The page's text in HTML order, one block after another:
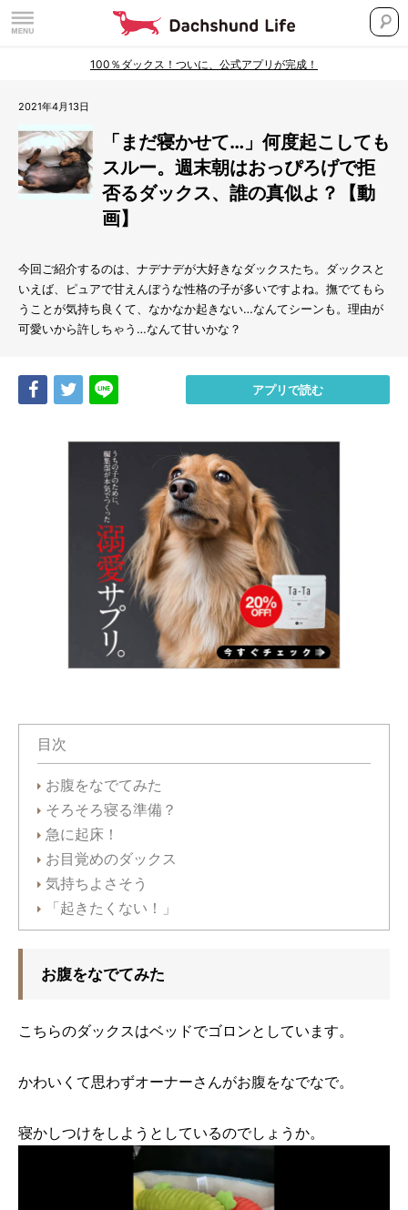
100％ダックス！ついに、公式アプリが完成！
2021年4月13日
「まだ寝かせて…」何度起こしても
スルー。週末朝はおっぴろげで拒
否るダックス、誰の真似よ？【動
画】
今回ご紹介するのは、ナデナデが大好きなダックスたち。ダックスと
いえば、ピュアで甘えんぼうな性格の子が多いですよね。撫でてもら
うことが気持ち良くて、なかなか起きない…なんてシーンも。理由が
可愛いから許しちゃう…なんて甘いかな？
Share Tweet アプリで読む
目次
お腹をなでてみた
そろそろ寝る準備？
急に起床！
お目覚めのダックス
気持ちよさそう
「起きたくない！」
お腹をなでてみた
こちらのダックスはベッドでゴロンとしています。
かわいくて思わずオーナーさんがお腹をなでなで。
寝かしつけをしようとしているのでしょうか。